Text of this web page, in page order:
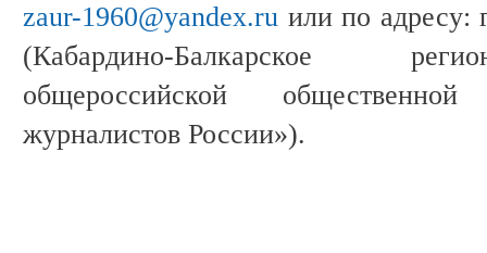
zaur-1960@yandex.ru или по адресу:
(Кабардино-Балкарское
общероссийской
журналистов России»).